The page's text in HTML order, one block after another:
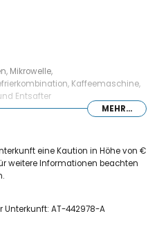
Mikrowelle,
Kaffeemaschine,
Entsafter
Deckenventilatoren und
Dusche und Toilette
MEHR...
eine Kaution in Höhe von €
weitere Informationen beachten
AT-442978-A